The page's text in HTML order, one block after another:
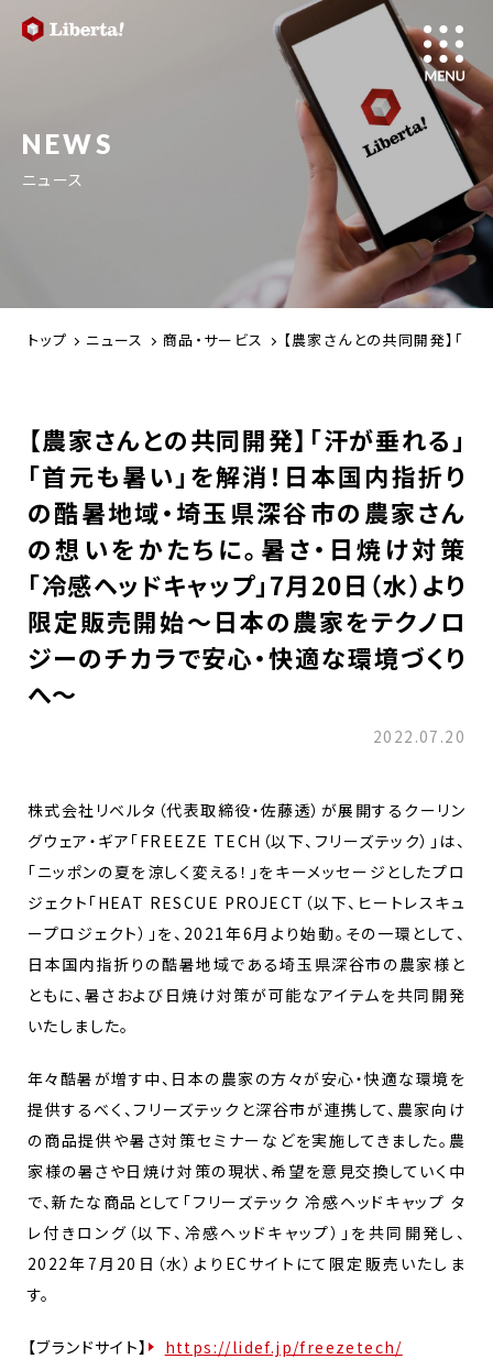
NEWS
ニュース
トップ ニュース 商品・サービス 【農家さんとの共同開発】「
【農家さんとの共同開発】「汗が垂れる」
「首元も暑い」を解消！日本国内指折り
の酷暑地域・埼玉県深谷市の農家さん
の想いをかたちに。暑さ・日焼け対策
「冷感ヘッドキャップ」7月20日（水）より
限定販売開始～日本の農家をテクノロ
ジーのチカラで安心・快適な環境づくり
へ～
2022.07.20
株式会社リベルタ（代表取締役・佐藤透）が展開するクーリン
グウェア・ギア「FREEZE TECH（以下、フリーズテック）」は、
「ニッポンの夏を涼しく変える！」をキーメッセージとしたプロ
ジェクト「HEAT RESCUE PROJECT（以下、ヒートレスキュ
ープロジェクト）」を、2021年6月より始動。その一環として、
日本国内指折りの酷暑地域である埼玉県深谷市の農家様と
ともに、暑さおよび日焼け対策が可能なアイテムを共同開発
いたしました。
年々酷暑が増す中、日本の農家の方々が安心・快適な環境を
提供するべく、フリーズテックと深谷市が連携して、農家向け
の商品提供や暑さ対策セミナーなどを実施してきました。農
家様の暑さや日焼け対策の現状、希望を意見交換していく中
で、新たな商品として「フリーズテック 冷感ヘッドキャップ タ
レ付きロング（以下、冷感ヘッドキャップ）」を共同開発し、
2022年7月20日（水）よりECサイトにて限定販売いたしま
す。
【ブランドサイト】
https://lidef.jp/freezetech/